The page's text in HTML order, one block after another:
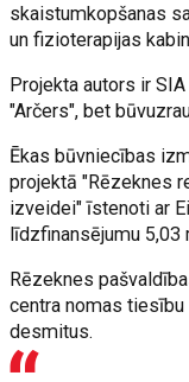
skaistumkopšanas
un fizioterapijas
Projekta autors ir
"Arčers", bet
Ēkas būvniecības
projektā "Rēzeknes
izveidei" īstenoti ar
līdzfinansējumu 5,03
Rēzeknes
centra nomas
desmitus.